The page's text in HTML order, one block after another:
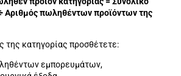
Αριθμός πωληθέντων προϊόντων της
της κατηγορίας προσθέτετε:
εμπορευμάτων,